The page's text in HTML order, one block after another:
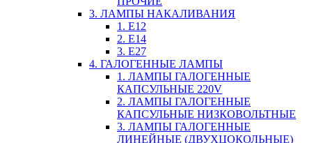
3. ЛАМПЫ НАКАЛИВАНИЯ
1. E12
2. Е14
3. Е27
4. ГАЛОГЕННЫЕ ЛАМПЫ
1. ЛАМПЫ ГАЛОГЕННЫЕ
КАПСУЛЬНЫЕ 220V
2. ЛАМПЫ ГАЛОГЕННЫЕ
КАПСУЛЬНЫЕ НИЗКОВОЛЬТНЫЕ
3. ЛАМПЫ ГАЛОГЕННЫЕ
ЛИНЕЙНЫЕ (ДВУХЦОКОЛЬНЫЕ)